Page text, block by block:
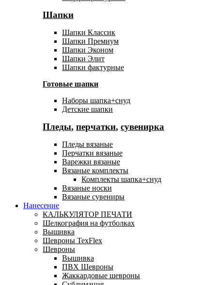
Шапки
Шапки Классик
Шапки Премиум
Шапки Эконом
Шапки Элит
Шапки фактурные
Готовые шапки
Наборы шапка+снуд
Детские шапки
Пледы, перчатки, сувенирка
Пледы вязаные
Перчатки вязаные
Варежки вязаные
Вязаные комплекты
Комплекты шапка+снуд
Вязаные носки
Вязаные сувениры
Нанесение
КАЛЬКУЛЯТОР ПЕЧАТИ
Шелкография на футболках
Вышивка
Шевроны TexFlex
Шевроны
Вышивка
ПВХ Шевроны
Жаккардовые шевроны